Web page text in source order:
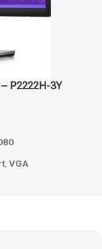
P2222H-3Y
VGA